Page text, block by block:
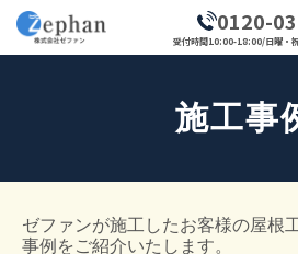
0120-
受付時間10:00-18:00/日曜・
施工事
ゼファンが施工したお客様の屋根
事例をご紹介いたします。